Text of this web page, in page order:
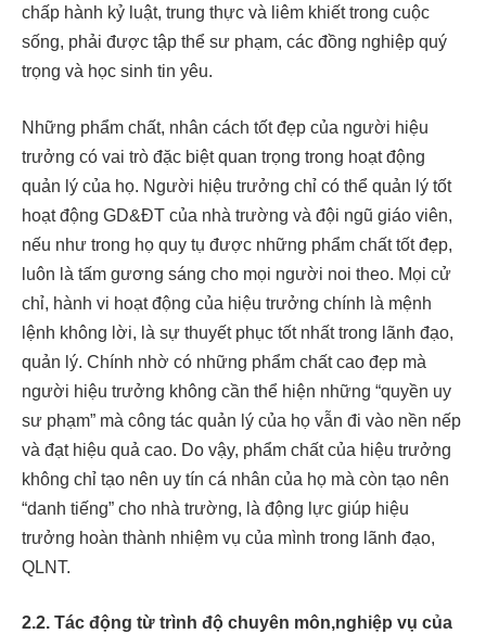
chấp hành kỷ luật, trung thực và liêm khiết trong cuộc
sống, phải được tập thể sư phạm, các đồng nghiệp quý
trọng và học sinh tin yêu.
Những phẩm chất, nhân cách tốt đẹp của người hiệu
trưởng có vai trò đặc biệt quan trọng trong hoạt động
quản lý của họ. Người hiệu trưởng chỉ có thể quản lý tốt
hoạt động GD&ĐT của nhà trường và đội ngũ giáo viên,
nếu như trong họ quy tụ được những phẩm chất tốt đẹp,
luôn là tấm gương sáng cho mọi người noi theo. Mọi cử
chỉ, hành vi hoạt động của hiệu trưởng chính là mệnh
lệnh không lời, là sự thuyết phục tốt nhất trong lãnh đạo,
quản lý. Chính nhờ có những phẩm chất cao đẹp mà
người hiệu trưởng không cần thể hiện những “quyền uy
sư phạm” mà công tác quản lý của họ vẫn đi vào nền nếp
và đạt hiệu quả cao. Do vậy, phẩm chất của hiệu trưởng
không chỉ tạo nên uy tín cá nhân của họ mà còn tạo nên
“danh tiếng” cho nhà trường, là động lực giúp hiệu
trưởng hoàn thành nhiệm vụ của mình trong lãnh đạo,
QLNT.
2.2. Tác động từ trình độ chuyên môn,nghiệp vụ của